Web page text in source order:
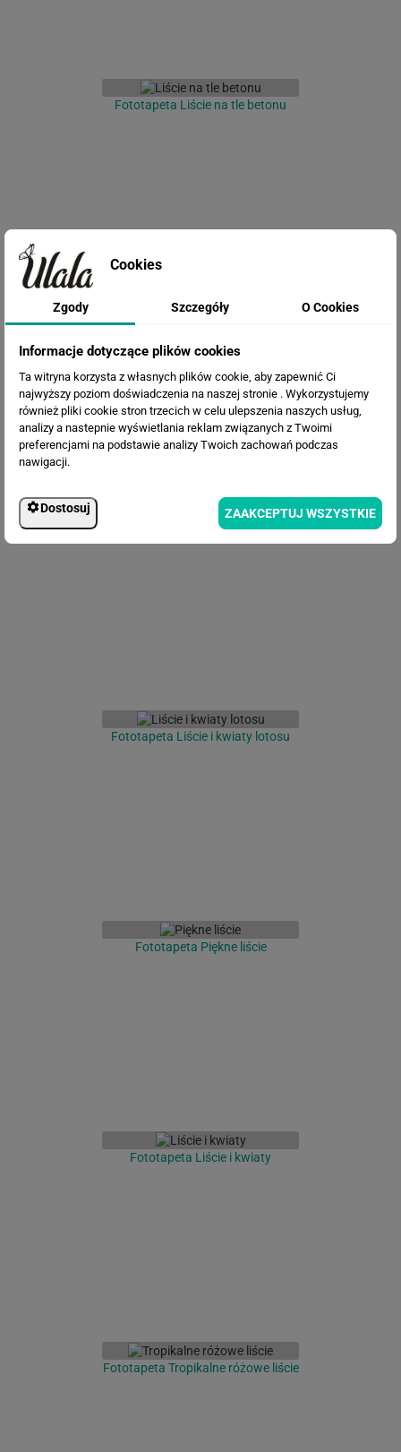
Fototapeta Liście na tle betonu
Fototapeta Liście Palmy
Fototapeta Liście bananowca
Fototapeta Liście i kwiaty lotosu
Fototapeta Piękne liście
Fototapeta Liście i kwiaty
Fototapeta Tropikalne różowe liście
Cookies
Zgody Szczegóły O Cookies
Informacje dotyczące plików cookies
Ta witryna korzysta z własnych plików cookie, aby zapewnić Ci
najwyższy poziom doświadczenia na naszej stronie . Wykorzystujemy
również pliki cookie stron trzecich w celu ulepszenia naszych usług,
analizy a nastepnie wyświetlania reklam związanych z Twoimi
preferencjami na podstawie analizy Twoich zachowań podczas
nawigacji.
Dostosuj ZAAKCEPTUJ WSZYSTKIE